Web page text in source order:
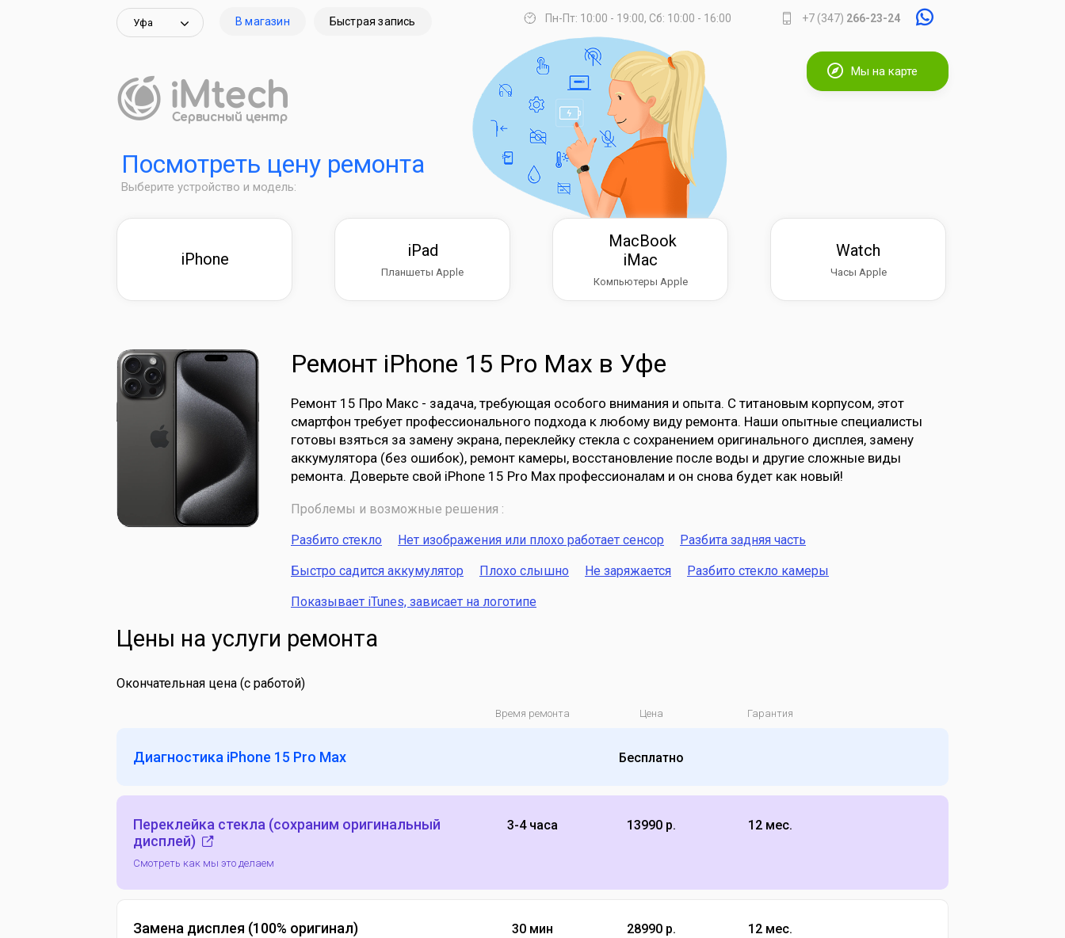
Уфа В магазин Быстрая запись +7 (347) 266-23-24
Пн-Пт: 10:00 - 19:00, Сб: 10:00 - 16:00
Мы на карте
Посмотреть цену ремонта
Выберите устройство и модель:
iPhone iPad
Планшеты Apple
MacBook
iMac
Компьютеры Apple
Watch
Часы Apple
Ремонт iPhone 15 Pro Max в Уфе
Ремонт 15 Про Макс - задача, требующая особого внимания и опыта. С титановым корпусом, этот
смартфон требует профессионального подхода к любому виду ремонта. Наши опытные специалисты
готовы взяться за замену экрана, переклейку стекла с сохранением оригинального дисплея, замену
аккумулятора (без ошибок), ремонт камеры, восстановление после воды и другие сложные виды
ремонта. Доверьте свой iPhone 15 Pro Max профессионалам и он снова будет как новый!
Проблемы и возможные решения :
Разбито стекло Нет изображения или плохо работает сенсор Разбита задняя часть
Быстро садится аккумулятор Плохо слышно Не заряжается Разбито стекло камеры
Показывает iTunes, зависает на логотипе
Цены на услуги ремонта
Окончательная цена (с работой)
Время ремонта Цена Гарантия
Диагностика iPhone 15 Pro Max Бесплатно
Переклейка стекла (сохраним оригинальный
дисплей)
Смотреть как мы это делаем
3-4 часа 13990 р. 12 мес.
Замена дисплея (100% оригинал) 30 мин 28990 р. 12 мес.